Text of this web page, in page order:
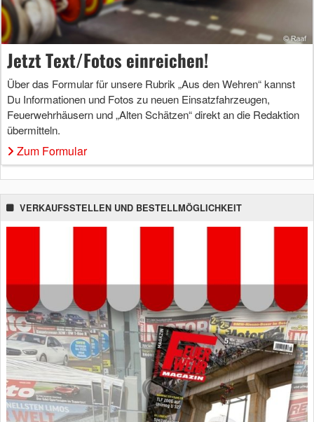
Jetzt Text/Fotos einreichen!
Über das Formular für unsere Rubrik „Aus den Wehren“ kannst
Du Informationen und Fotos zu neuen Einsatzfahrzeugen,
Feuerwehrhäusern und „Alten Schätzen“ direkt an die Redaktion
übermitteln.
Zum Formular
VERKAUFSSTELLEN UND BESTELLMÖGLICHKEIT